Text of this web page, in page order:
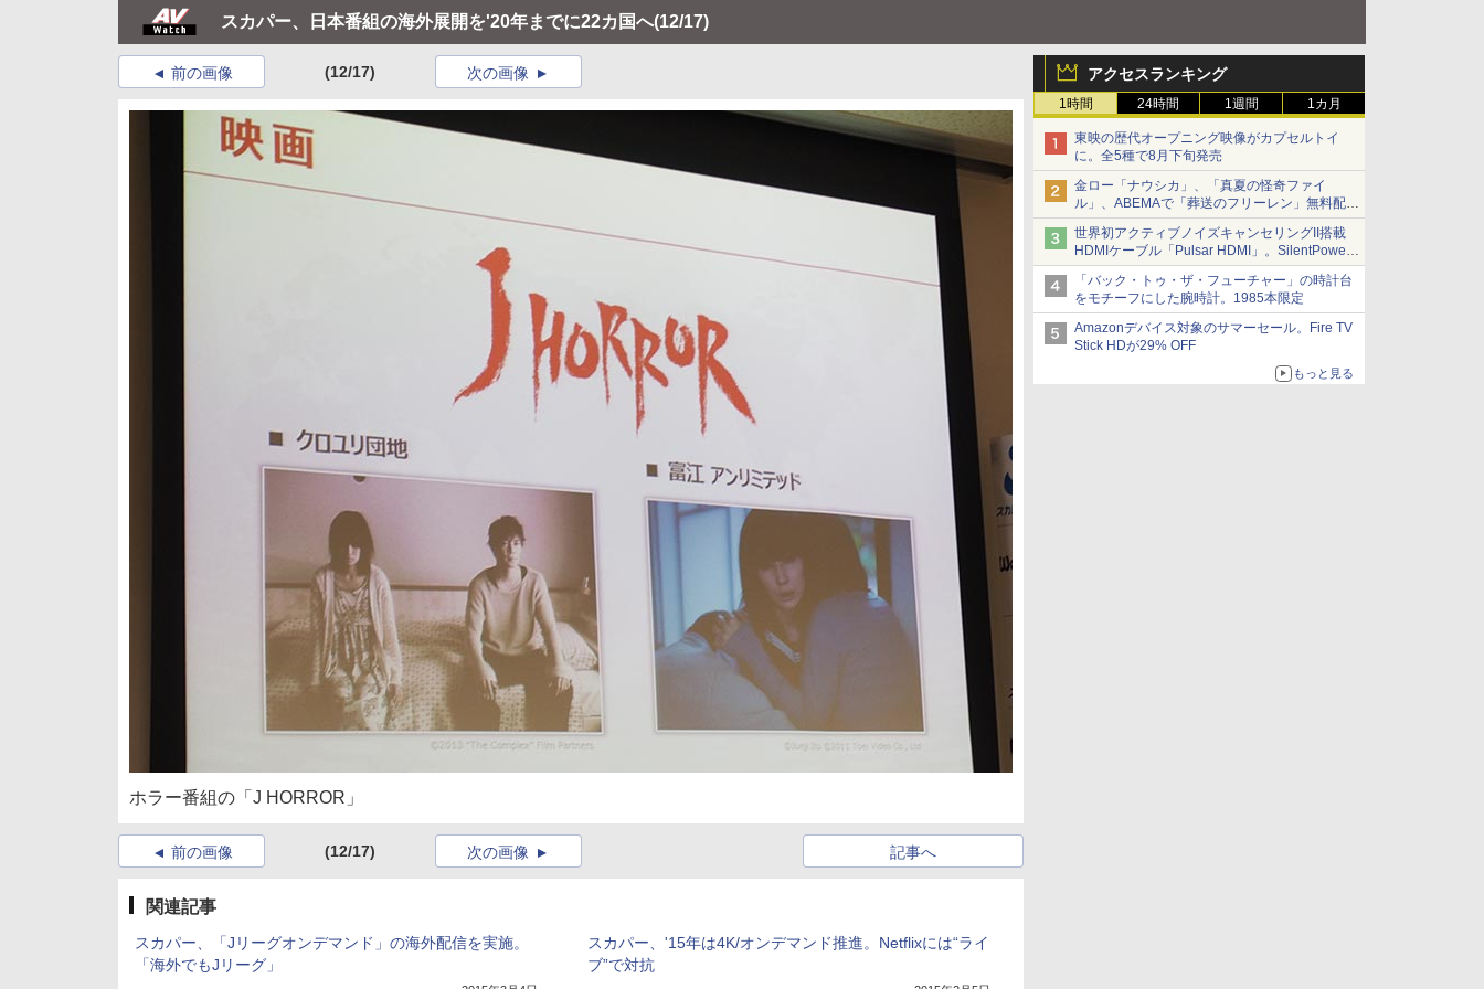
スカパー、日本番組の海外展開を'20年までに22カ国へ(12/17)
アクセスランキング
1時間 24時間 1週間 1カ月
東映の歴代オープニング映像がカプセルトイ
に。全5種で8月下旬発売
金ロー「ナウシカ」、「真夏の怪奇ファイ
ル」、ABEMAで「葬送のフリーレン」無料配信
など。夏の特番・配信情報
世界初アクティブノイズキャンセリングII搭載
HDMIケーブル「Pulsar HDMI」。SilentPower
から
「バック・トゥ・ザ・フューチャー」の時計台
をモチーフにした腕時計。1985本限定
Amazonデバイス対象のサマーセール。Fire TV
Stick HDが29% OFF
もっと見る
前の画像 (12/17) 次の画像
ホラー番組の「J HORROR」
前の画像 (12/17) 記事へ
次の画像
関連記事
スカパー、「Jリーグオンデマンド」の海外配信を実施。
「海外でもJリーグ」
スカパー、'15年は4K/オンデマンド推進。Netflixには“ライ
ブ”で対抗